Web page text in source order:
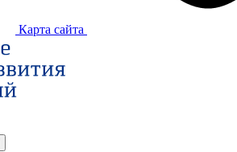
Карта сайта